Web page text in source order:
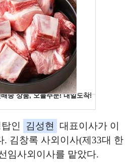
인 김성현
대표이사가 이
. 김창록 사외이사(제33대 한
임사외이사를 맡았다.